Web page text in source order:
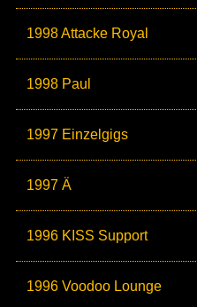
1998 Attacke Royal
1998 Paul
1997 Einzelgigs
1997 Ä
1996 KISS Support
1996 Voodoo Lounge